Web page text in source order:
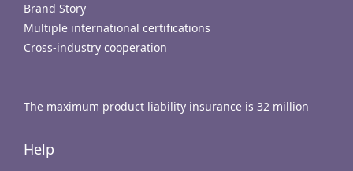
Brand Story
Multiple international certifications
Cross-industry cooperation
The maximum product liability insurance is 32 million
Help